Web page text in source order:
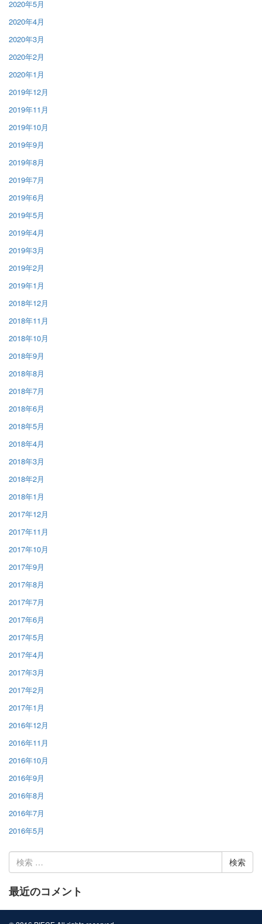
2020年5月
2020年4月
2020年3月
2020年2月
2020年1月
2019年12月
2019年11月
2019年10月
2019年9月
2019年8月
2019年7月
2019年6月
2019年5月
2019年4月
2019年3月
2019年2月
2019年1月
2018年12月
2018年11月
2018年10月
2018年9月
2018年8月
2018年7月
2018年6月
2018年5月
2018年4月
2018年3月
2018年2月
2018年1月
2017年12月
2017年11月
2017年10月
2017年9月
2017年8月
2017年7月
2017年6月
2017年5月
2017年4月
2017年3月
2017年2月
2017年1月
2016年12月
2016年11月
2016年10月
2016年9月
2016年8月
2016年7月
2016年5月
索:
最近のコメント